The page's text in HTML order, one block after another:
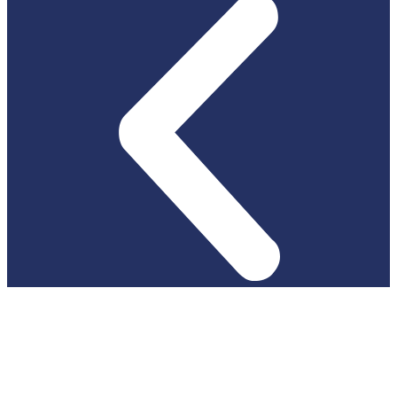
Logotypy WDK do pobrania
KONTAKT
Dział Edukacji Filmowej